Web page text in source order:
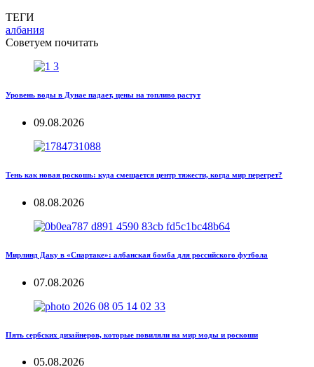
ТЕГИ
албания
Советуем почитать
Уровень воды в Дунае падает, цены на топливо растут
09.08.2026
Тень как новая роскошь: куда смещается центр тяжести, когда мир перегрет?
08.08.2026
Мирлинд Даку в «Спартаке»: албанская бомба для российского футбола
07.08.2026
Пять сербских дизайнеров, которые повиляли на мир моды и роскоши
05.08.2026